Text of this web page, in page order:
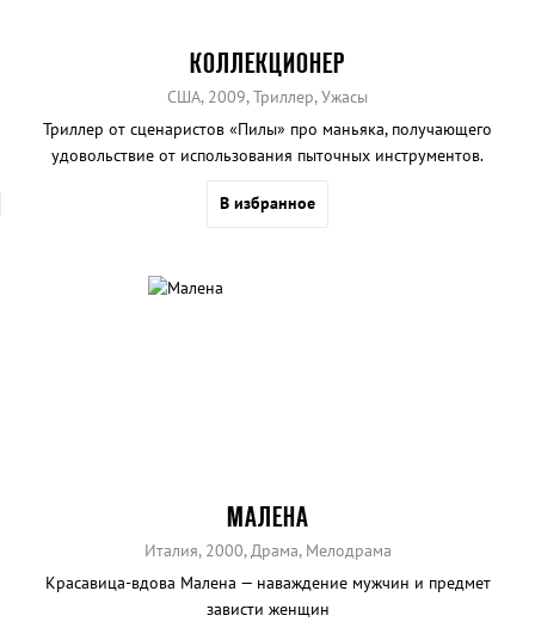
КОЛЛЕКЦИОНЕР
США, 2009, Триллер, Ужасы
Триллер от сценаристов «Пилы» про маньяка, получающего
удовольствие от использования пыточных инструментов.
В избранное
МАЛЕНА
Италия, 2000, Драма, Мелодрама
Красавица-вдова Малена — наваждение мужчин и предмет
зависти женщин